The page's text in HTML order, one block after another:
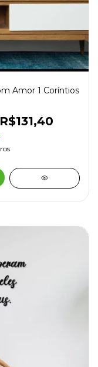
Amor 1 Coríntios
R$131,40